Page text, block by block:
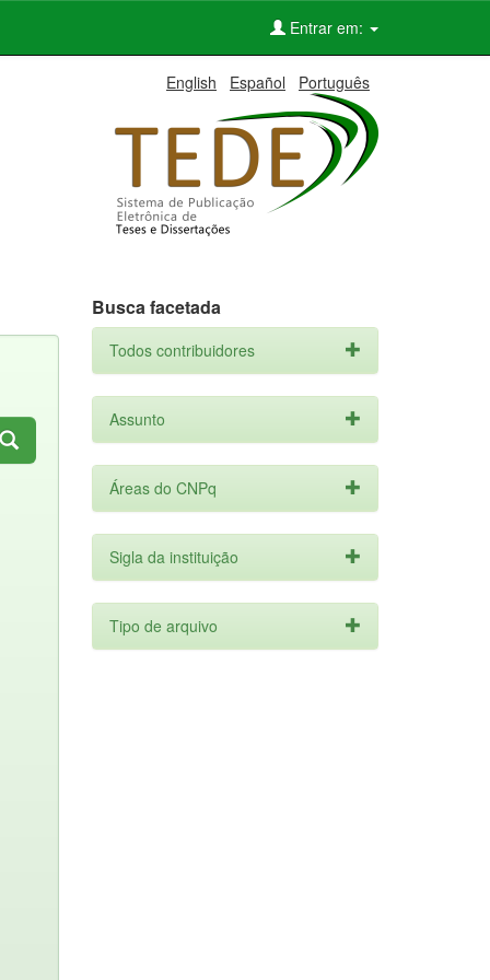
Entrar em:
English Español Português
Busca facetada
Todos contribuidores
Assunto
Áreas do CNPq
Sigla da instituição
Tipo de arquivo